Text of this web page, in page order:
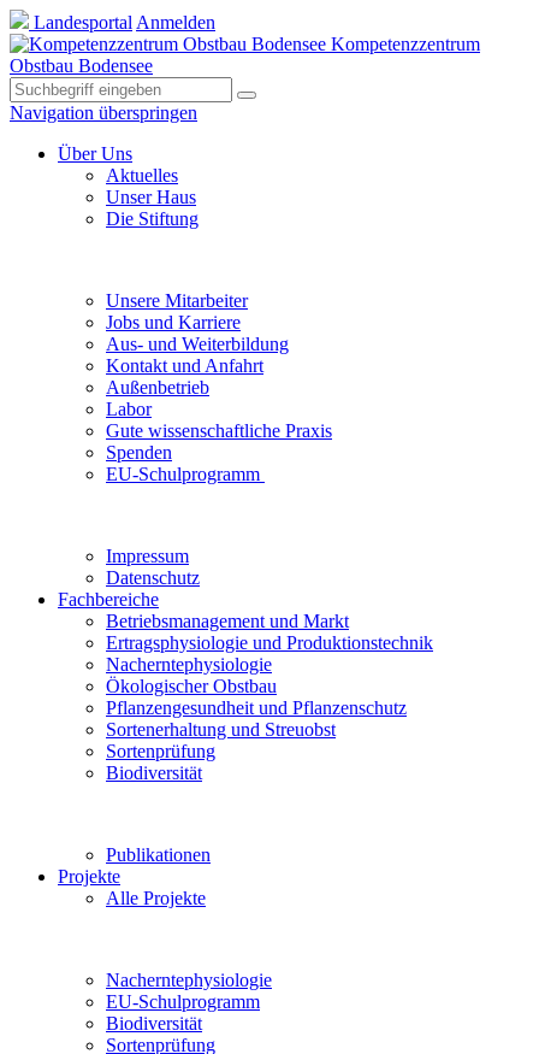
Landesportal Anmelden
Kompetenzzentrum
Obstbau Bodensee
Navigation überspringen
Über Uns
Aktuelles
Unser Haus
Die Stiftung
Unsere Mitarbeiter
Jobs und Karriere
Aus- und Weiterbildung
Kontakt und Anfahrt
Außenbetrieb
Labor
Gute wissenschaftliche Praxis
Spenden
EU-Schulprogramm
Impressum
Datenschutz
Fachbereiche
Betriebsmanagement und Markt
Ertragsphysiologie und Produktionstechnik
Nacherntephysiologie
Ökologischer Obstbau
Pflanzengesundheit und Pflanzenschutz
Sortenerhaltung und Streuobst
Sortenprüfung
Biodiversität
Publikationen
Projekte
Alle Projekte
Nacherntephysiologie
EU-Schulprogramm
Biodiversität
Sortenprüfung